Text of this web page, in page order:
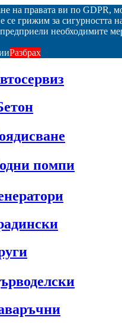
на правата ви по GDPR,
се грижим за сигурността
необходимите
Разбрах
помпи